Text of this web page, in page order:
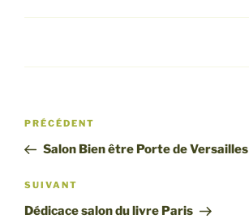
Navigation
l’article
Article
précédent
PRÉCÉDENT
Salon Bien être Porte de Versailles
Article
suivant
SUIVANT
Dédicace salon du livre Paris